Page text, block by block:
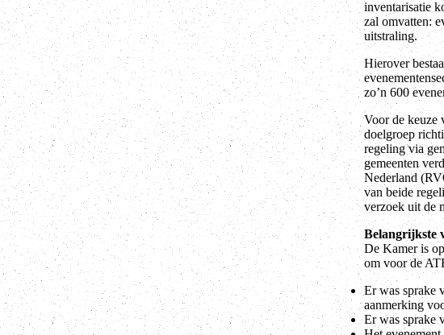
inventarisatie
zal omvatten:
uitstraling.
Hierover
zo’n 600
Voor de keuze
doelgroep
regeling via
gemeenten
Nederland
van beide
verzoek uit de
Belangrijkste
De Kamer is
om voor de
Er was sprake
aanmerking
Er was sprake